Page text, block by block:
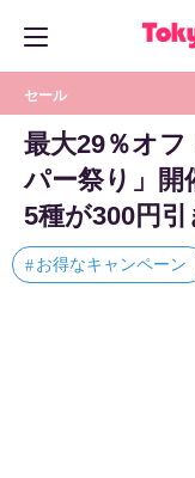
セール
最大29％オ
パー祭り」開
5種が300円引
お得なキャンペーン